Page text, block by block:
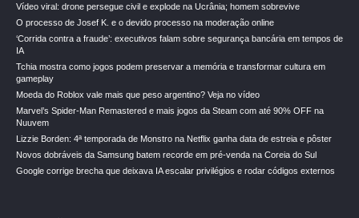
Vídeo viral: drone persegue civil e explode na Ucrânia; homem sobrevive
O processo de Josef K. e o devido processo na moderação online
‘Corrida contra a fraude’: executivos falam sobre segurança bancária em tempos de
IA
Tchia mostra como jogos podem preservar a memória e transformar cultura em
gameplay
Moeda do Roblox vale mais que peso argentino? Veja no vídeo
Marvel’s Spider-Man Remastered e mais jogos da Steam com até 90% OFF na
Nuuvem
Lizzie Borden: 4ª temporada de Monstro na Netflix ganha data de estreia e pôster
Novos dobráveis da Samsung batem recorde em pré-venda na Coreia do Sul
Google corrige brecha que deixava IA escalar privilégios e rodar códigos externos